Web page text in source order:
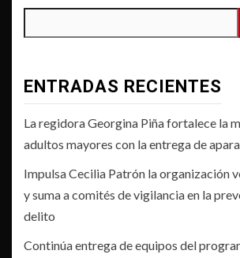
ENTRADAS RECIENTES
La regidora Georgina Piña fortalece la
adultos mayores con la entrega de
Impulsa Cecilia Patrón la organización
y suma a comités de vigilancia en la
delito
Continúa entrega de equipos del